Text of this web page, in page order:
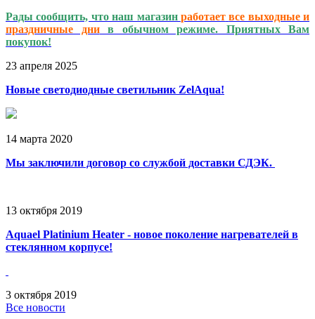
Рады сообщить, что наш магазин работает все выходные и
праздничные днив обычном режиме. Приятных Вам
покупок!
23 апреля 2025
Новые светодиодные светильник ZelAqua!
14 марта 2020
Мы заключили договор со службой доставки СДЭК.
13 октября 2019
Aquael Platinium Heater - новое поколение нагревателей в
стеклянном корпусе!
3 октября 2019
Все новости